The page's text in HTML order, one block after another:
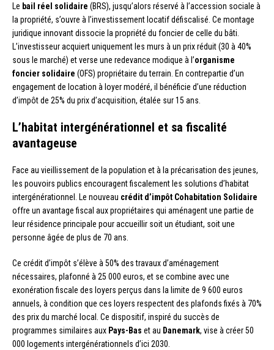
Le bail réel solidaire (BRS), jusqu’alors réservé à l’accession sociale à
la propriété, s’ouvre à l’investissement locatif défiscalisé. Ce montage
juridique innovant dissocie la propriété du foncier de celle du bâti.
L’investisseur acquiert uniquement les murs à un prix réduit (30 à 40%
sous le marché) et verse une redevance modique à l’organisme
foncier solidaire (OFS) propriétaire du terrain. En contrepartie d’un
engagement de location à loyer modéré, il bénéficie d’une réduction
d’impôt de 25% du prix d’acquisition, étalée sur 15 ans.
L’habitat intergénérationnel et sa fiscalité
avantageuse
Face au vieillissement de la population et à la précarisation des jeunes,
les pouvoirs publics encouragent fiscalement les solutions d’habitat
intergénérationnel. Le nouveau crédit d’impôt Cohabitation Solidaire
offre un avantage fiscal aux propriétaires qui aménagent une partie de
leur résidence principale pour accueillir soit un étudiant, soit une
personne âgée de plus de 70 ans.
Ce crédit d’impôt s’élève à 50% des travaux d’aménagement
nécessaires, plafonné à 25 000 euros, et se combine avec une
exonération fiscale des loyers perçus dans la limite de 9 600 euros
annuels, à condition que ces loyers respectent des plafonds fixés à 70%
des prix du marché local. Ce dispositif, inspiré du succès de
programmes similaires aux Pays-Bas et au Danemark, vise à créer 50
000 logements intergénérationnels d’ici 2030.